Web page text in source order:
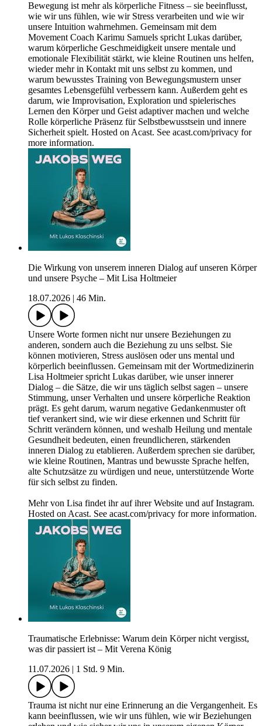
Bewegung ist mehr als körperliche Fitness – sie beeinflusst,
wie wir uns fühlen, wie wir Stress verarbeiten und wie wir
unsere Intuition wahrnehmen. Gemeinsam mit dem
Movement Coach Karimu Samuels spricht Lukas darüber,
warum körperliche Geschmeidigkeit unsere mentale und
emotionale Flexibilität stärkt, wie kleine Routinen uns helfen,
wieder mehr in Kontakt mit uns selbst zu kommen, und
warum bewusstes Training von Bewegungsmustern unser
gesamtes Lebensgefühl verbessern kann. Außerdem geht es
darum, wie Improvisation, Exploration und spielerisches
Lernen den Körper und Geist adaptiver machen und welche
Rolle körperliche Präsenz für Selbstbewusstsein und innere
Sicherheit spielt. Hosted on Acast. See acast.com/privacy for
more information.
Die Wirkung von unserem inneren Dialog auf unseren Körper
und unsere Psyche – Mit Lisa Holtmeier
18.07.2026
46 Min.
Unsere Worte formen nicht nur unsere Beziehungen zu
anderen, sondern auch die Beziehung zu uns selbst. Sie
können motivieren, Stress auslösen oder uns mental und
körperlich beeinflussen. Gemeinsam mit der Wortmedizinerin
Lisa Holtmeier spricht Lukas darüber, wie unser innerer
Dialog – die Sätze, die wir uns täglich selbst sagen – unsere
Stimmung, unser Verhalten und unsere körperliche Reaktion
prägt. Es geht darum, warum negative Gedankenmuster oft
tief verankert sind, wie wir diese erkennen und Schritt für
Schritt verändern können, und weshalb Heilung und mentale
Gesundheit bedeuten, einen freundlicheren, stärkenden
inneren Dialog zu etablieren. Außerdem sprechen sie darüber,
wie kleine Routinen, Mantras und bewusste Sprache helfen,
alte Schutzsätze zu würdigen und neue, unterstützende Worte
für sich selbst zu finden.
Mehr von Lisa findet ihr auf ihrer Website und auf Instagram.
Hosted on Acast. See acast.com/privacy for more information.
Traumatische Erlebnisse: Warum dein Körper nicht vergisst,
was dir passiert ist – Mit Verena König
11.07.2026
1 Std. 9 Min.
Trauma ist nicht nur eine Erinnerung an die Vergangenheit. Es
kann beeinflussen, wie wir uns fühlen, wie wir Beziehungen